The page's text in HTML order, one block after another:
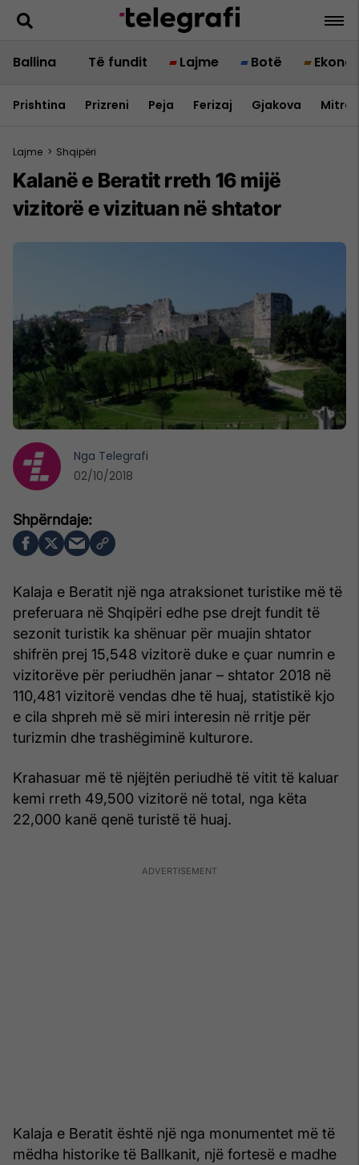
Ballina Të fundit Lajme Botë
Prishtina Prizreni Peja Ferizaj Gjakova
Lajme > Shqipëri
Kalanë e Beratit rreth 16 mijë
vizitorë e vizituan në shtator
Kalaja e Beratit një nga atraksionet turistike më të
preferuara në Shqipëri edhe pse drejt fundit të
sezonit turistik ka shënuar për muajin shtator
shifrën prej 15,548 vizitorë duke e çuar numrin e
vizitorëve për periudhën janar – shtator 2018 në
110,481 vizitorë vendas dhe të huaj, statistikë kjo
e cila shpreh më së miri interesin në rritje për
turizmin dhe trashëgiminë kulturore.
Krahasuar më të njëjtën periudhë të vitit të kaluar
kemi rreth 49,500 vizitorë në total, nga këta
22,000 kanë qenë turistë të huaj.
Kalaja e Beratit është një nga monumentet më të
mëdha historike të Ballkanit, një fortesë e madhe
Nga Telegrafi
02/10/2018